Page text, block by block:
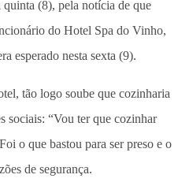
(8), pela notícia de que
do Hotel Spa do Vinho,
esperado nesta sexta (9).
tão logo soube que cozinharia
sociais: “Vou ter que cozinhar
o que bastou para ser preso e o
de segurança.